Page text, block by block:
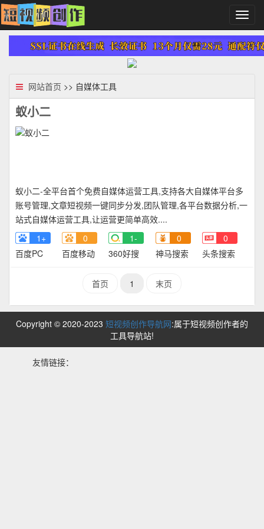
切
换
导
航
网站首页 >> 自媒体工具
蚁小二
蚁小二-全平台首个免费自媒体运营工具,支持各大自媒体平台多
账号管理,文章短视频一键同步分发,团队管理,各平台数据分析,一
站式自媒体运营工具,让运营更简单高效....
1+
百度PC
0
百度移动
1-
360好搜
0
神马搜索
0
头条搜索
首页 1 末页
Copyright © 2020-2023 短视频创作导航网:属于短视频创作者的
工具导航站!
友情链接：